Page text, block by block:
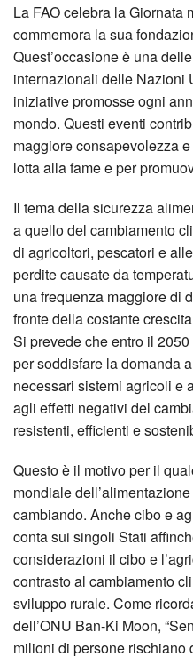
La FAO celebra la Giornata
commemora la sua
Quest’occasione è una
internazionali delle Nazioni
iniziative promosse ogni
mondo. Questi eventi
maggiore consapevolezza
lotta alla fame e per
Il tema della sicurezza
a quello del cambiamento
di agricoltori, pescatori e
perdite causate da
una frequenza maggiore di
fronte della costante
Si prevede che entro il
per soddisfare la domanda
necessari sistemi agricoli e
agli effetti negativi del
resistenti, efficienti e
Questo è il motivo per il
mondiale
cambiando. Anche cibo e
conta sui singoli Stati
considerazioni il cibo e
contrasto al cambiamento
sviluppo rurale. Come
dell’ONU Ban-Ki Moon,
milioni di persone rischiano